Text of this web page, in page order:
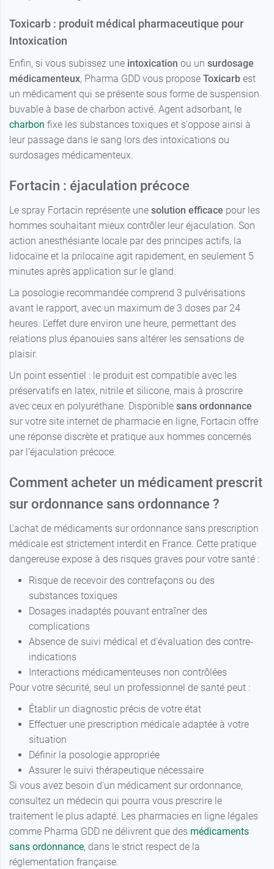
Toxicarb : produit médical pharmaceutique pour
Intoxication
Enfin, si vous subissez une intoxication ou un surdosage
médicamenteux, Pharma GDD vous propose Toxicarb est
un médicament qui se présente sous forme de suspension
buvable à base de charbon activé. Agent adsorbant, le
charbon fixe les substances toxiques et s'oppose ainsi à
leur passage dans le sang lors des intoxications ou
surdosages médicamenteux.
Fortacin : éjaculation précoce
Le spray Fortacin représente une solution efficace pour les
hommes souhaitant mieux contrôler leur éjaculation. Son
action anesthésiante locale par des principes actifs, la
lidocaïne et la prilocaïne agit rapidement, en seulement 5
minutes après application sur le gland.
La posologie recommandée comprend 3 pulvérisations
avant le rapport, avec un maximum de 3 doses par 24
heures. L'effet dure environ une heure, permettant des
relations plus épanouies sans altérer les sensations de
plaisir.
Un point essentiel : le produit est compatible avec les
préservatifs en latex, nitrile et silicone, mais à proscrire
avec ceux en polyuréthane. Disponible sans ordonnance
sur votre site internet de pharmacie en ligne, Fortacin offre
une réponse discrète et pratique aux hommes concernés
par l'éjaculation précoce.
Comment acheter un médicament prescrit
sur ordonnance sans ordonnance ?
L'achat de médicaments sur ordonnance sans prescription
médicale est strictement interdit en France. Cette pratique
dangereuse expose à des risques graves pour votre santé :
Risque de recevoir des contrefaçons ou des
substances toxiques
Dosages inadaptés pouvant entraîner des
complications
Absence de suivi médical et d'évaluation des contre-
indications
Interactions médicamenteuses non contrôlées
Pour votre sécurité, seul un professionnel de santé peut :
Établir un diagnostic précis de votre état
Effectuer une prescription médicale adaptée à votre
situation
Définir la posologie appropriée
Assurer le suivi thérapeutique nécessaire
Si vous avez besoin d'un médicament sur ordonnance,
consultez un médecin qui pourra vous prescrire le
traitement le plus adapté. Les pharmacies en ligne légales
comme Pharma GDD ne délivrent que des médicaments
sans ordonnance, dans le strict respect de la
réglementation française.